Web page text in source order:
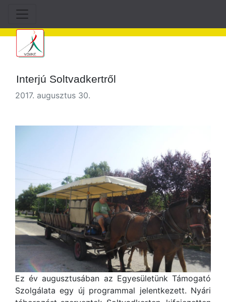
Interjú Soltvadkertről
2017. augusztus 30.
Ez év augusztusában az Egyesületünk Támogató
Szolgálata egy új programmal jelentkezett. Nyári